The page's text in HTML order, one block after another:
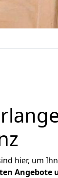
hier, um
Angebote